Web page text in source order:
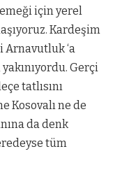
için yerel
Kardeşim
Arnavutluk ‘a
Gerçi
tatlısını
Kosovalı ne de
da denk
tüm